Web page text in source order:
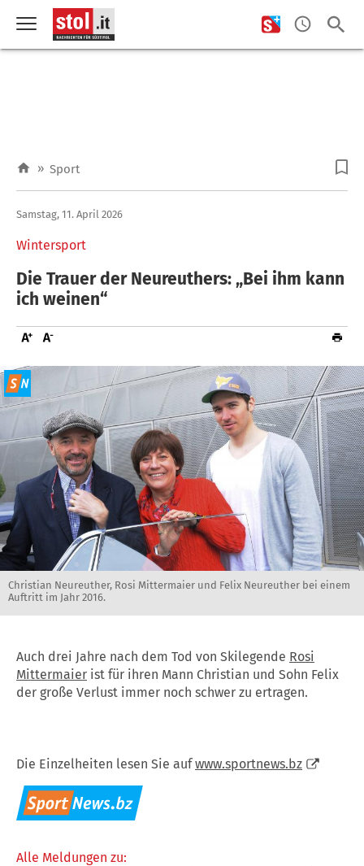
» Sport
Wintersport
Samstag, 11. April 2026
Die Trauer der Neureuthers: „Bei ihm kann
ich weinen“
Christian Neureuther, Rosi Mittermaier und Felix Neureuther bei einem
Auftritt im Jahr 2016.
Auch drei Jahre nach dem Tod von Skilegende Rosi
Mittermaier ist für ihren Mann Christian und Sohn Felix
der große Verlust immer noch schwer zu ertragen.
Die Einzelheiten lesen Sie aufwww.sportnews.bz
Alle Meldungen zu: